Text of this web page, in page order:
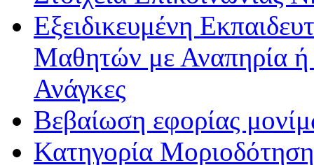
Εξειδικευμένη
Μαθητών με Αναπηρία ή /
Ανάγκες
Βεβαίωση εφορίας
Κατηγορία